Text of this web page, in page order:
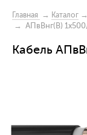
Главная → Каталог →
→ АПвВнг(В)
Кабель